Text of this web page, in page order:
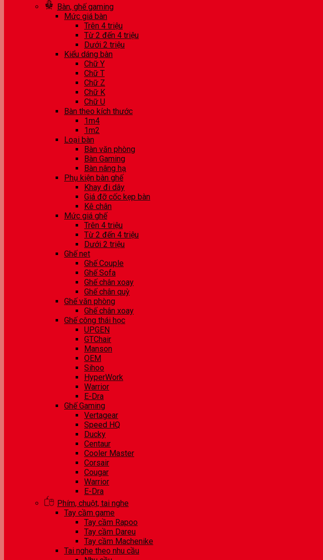
Bàn, ghế gaming
Mức giá bàn
Trên 4 triệu
Từ 2 đến 4 triệu
Dưới 2 triệu
Kiểu dáng bàn
Chữ Y
Chữ T
Chữ Z
Chữ K
Chữ U
Bàn theo kích thước
1m4
1m2
Loại bàn
Bàn văn phòng
Bàn Gaming
Bàn nâng hạ
Phụ kiện bàn ghế
Khay đi dây
Giá đỡ cốc kẹp bàn
Kê chân
Mức giá ghế
Trên 4 triệu
Từ 2 đến 4 triệu
Dưới 2 triệu
Ghế net
Ghế Couple
Ghế Sofa
Ghế chân xoay
Ghế chân quỳ
Ghế văn phòng
Ghế chân xoay
Ghế công thái học
UPGEN
GTChair
Manson
OEM
Sihoo
HyperWork
Warrior
E-Dra
Ghế Gaming
Vertagear
Speed HQ
Ducky
Centaur
Cooler Master
Corsair
Cougar
Warrior
E-Dra
Phím, chuột, tai nghe
Tay cầm game
Tay cầm Rapoo
Tay cầm Dareu
Tay cầm Machenike
Tai nghe theo nhu cầu